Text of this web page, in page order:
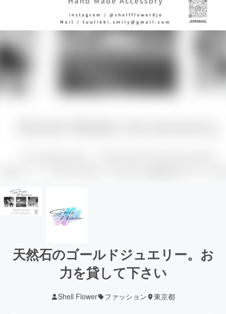
天然石のゴールドジュエリー。お
力を貸して下さい
Shell Flower ファッション 東京都